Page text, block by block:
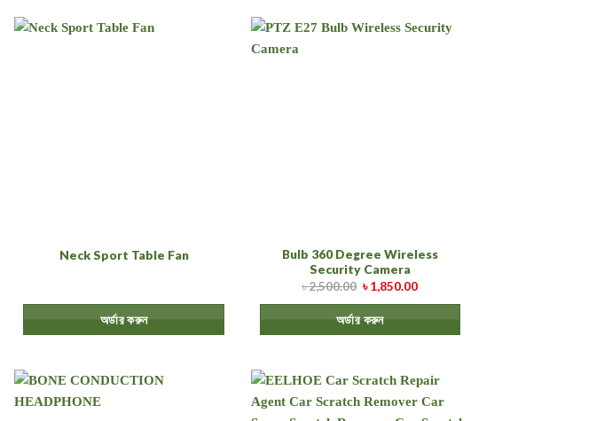
Neck Sport Table Fan
অর্ডার করুন
Bulb 360 Degree Wireless
Security Camera
৳2,500.00 ৳1,850.00
অর্ডার করুন